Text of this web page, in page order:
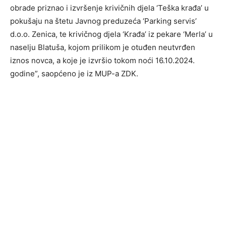
obrade priznao i izvršenje krivičnih djela ‘Teška krađa’ u
pokušaju na štetu Javnog preduzeća ‘Parking servis’
d.o.o. Zenica, te krivičnog djela ‘Krađa’ iz pekare ‘Merla’ u
naselju Blatuša, kojom prilikom je otuđen neutvrđen
iznos novca, a koje je izvršio tokom noći 16.10.2024.
godine”, saopćeno je iz MUP-a ZDK.